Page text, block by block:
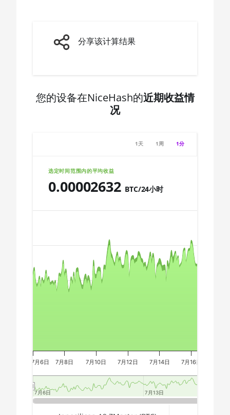
🇨🇴ㅤ COP - CO$
🇨🇻ㅤ CVE - CV$
🇩🇴ㅤ DOP - RD$
🇩🇿ㅤ DZD - DA
🇪🇬ㅤ EGP
🇪🇹ㅤ ETB - Br
🏳ㅤ FJD - FJ$
🇫🇰ㅤ FKP - £
🏳ㅤ GMD - D
🇬🇹ㅤ GTQ
AMD CPU Ryzen 7 5800X
AMD CPU Ryzen 7
7800X3D
AMD CPU Ryzen 9 3900X
AMD CPU Ryzen 9 5900X
AMD CPU Ryzen 9 5950X
AMD CPU Threadripper
AMD CPU Threadripper
1920X
AMD CPU Threadripper
2950X
AMD CPU Threadripper
2970WX
分享该计算结果
您的设备在NiceHash的近期收益情
况
1天 1周 1分
选定时间范围内的平均收益
0.00002632 BTC/24小时
Chart
Combination chart with 3 data series.
The chart has 2 X axes displaying Time, and navigator-x-
The chart has 3 Y axes displaying values, values, and
7月6日 7月8日 7月10日 7月12日 7月14日 7月16日
7月6日
7月6日 7月13日
7月13日